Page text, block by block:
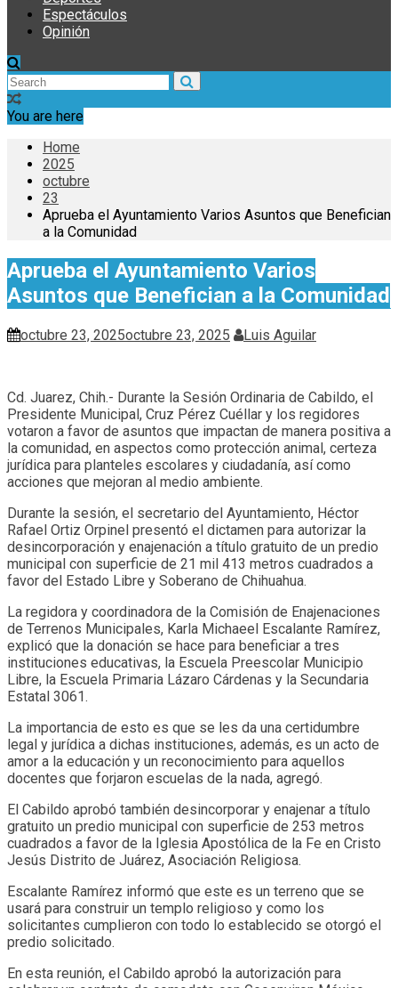
Espectáculos
Opinión
You are here
Home
2025
octubre
23
Aprueba el Ayuntamiento Varios Asuntos que Benefician
a la Comunidad
Aprueba el Ayuntamiento Varios
Asuntos que Benefician a la Comunidad
octubre 23, 2025octubre 23, 2025 Luis Aguilar
Cd. Juarez, Chih.- Durante la Sesión Ordinaria de Cabildo, el
Presidente Municipal, Cruz Pérez Cuéllar y los regidores
votaron a favor de asuntos que impactan de manera positiva a
la comunidad, en aspectos como protección animal, certeza
jurídica para planteles escolares y ciudadanía, así como
acciones que mejoran al medio ambiente.
Durante la sesión, el secretario del Ayuntamiento, Héctor
Rafael Ortiz Orpinel presentó el dictamen para autorizar la
desincorporación y enajenación a título gratuito de un predio
municipal con superficie de 21 mil 413 metros cuadrados a
favor del Estado Libre y Soberano de Chihuahua.
La regidora y coordinadora de la Comisión de Enajenaciones
de Terrenos Municipales, Karla Michaeel Escalante Ramírez,
explicó que la donación se hace para beneficiar a tres
instituciones educativas, la Escuela Preescolar Municipio
Libre, la Escuela Primaria Lázaro Cárdenas y la Secundaria
Estatal 3061.
La importancia de esto es que se les da una certidumbre
legal y jurídica a dichas instituciones, además, es un acto de
amor a la educación y un reconocimiento para aquellos
docentes que forjaron escuelas de la nada, agregó.
El Cabildo aprobó también desincorporar y enajenar a título
gratuito un predio municipal con superficie de 253 metros
cuadrados a favor de la Iglesia Apostólica de la Fe en Cristo
Jesús Distrito de Juárez, Asociación Religiosa.
Escalante Ramírez informó que este es un terreno que se
usará para construir un templo religioso y como los
solicitantes cumplieron con todo lo establecido se otorgó el
predio solicitado.
En esta reunión, el Cabildo aprobó la autorización para